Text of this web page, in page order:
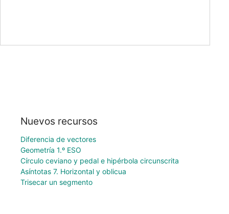
Nuevos recursos
Diferencia de vectores
Geometría 1.º ESO
Círculo ceviano y pedal e hipérbola circunscrita
Asíntotas 7. Horizontal y oblicua
Trisecar un segmento